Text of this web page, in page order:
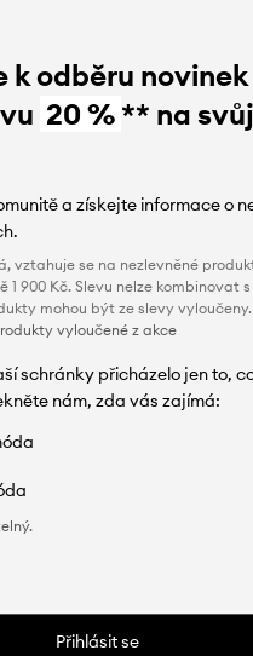
k odběru novinek
20 %** na
a získejte informace o
vztahuje se na nezlevněné
1 900 Kč. Slevu nelze kombinovat
mohou být ze slevy
vyloučené z akce
schránky přicházelo jen to,
nám, zda vás zajímá:
Přihlásit se